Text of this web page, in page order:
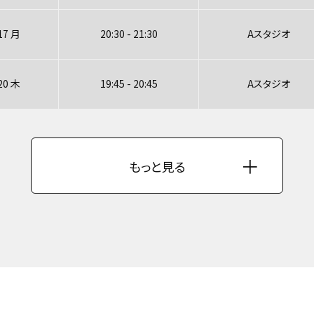
月 20:30 - 21:30 Aスタジオ
木 19:45 - 20:45 Aスタジオ
もっと見る